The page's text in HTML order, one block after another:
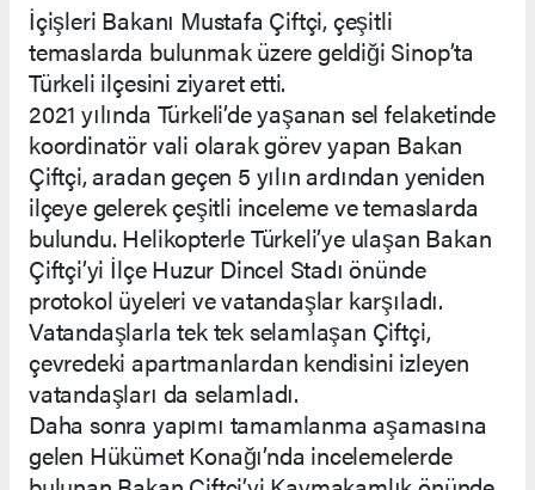
İçişleri Bakanı Mustafa Çiftçi, çeşitli
temaslarda bulunmak üzere geldiği Sinop’ta
Türkeli ilçesini ziyaret etti.
2021 yılında Türkeli’de yaşanan sel felaketinde
koordinatör vali olarak görev yapan Bakan
Çiftçi, aradan geçen 5 yılın ardından yeniden
ilçeye gelerek çeşitli inceleme ve temaslarda
bulundu. Helikopterle Türkeli’ye ulaşan Bakan
Çiftçi’yi İlçe Huzur Dincel Stadı önünde
protokol üyeleri ve vatandaşlar karşıladı.
Vatandaşlarla tek tek selamlaşan Çiftçi,
çevredeki apartmanlardan kendisini izleyen
vatandaşları da selamladı.
Daha sonra yapımı tamamlanma aşamasına
gelen Hükümet Konağı’nda incelemelerde